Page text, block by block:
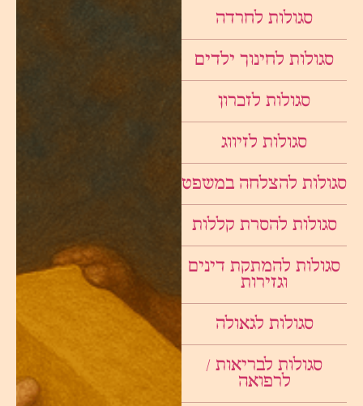
סגולות לחרדה
סגולות לחינוך ילדים
סגולות לזכרון
סגולות לזיווג
סגולות להצלחה במשפט
סגולות להסרת קללות
סגולות להמתקת דינים
וגזירות
סגולות לגאולה
סגולות לבריאות /
לרפואה